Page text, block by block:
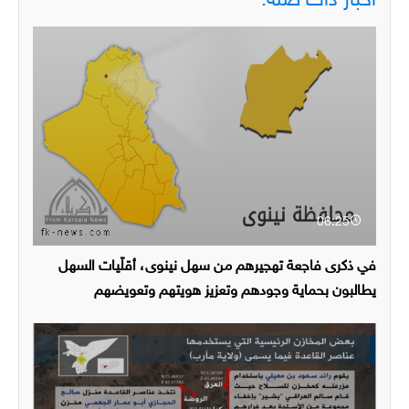
06:25
في ذكرى فاجعة تهجيرهم من سهل نينوى، أقلّيات السهل
يطالبون بحماية وجودهم وتعزيز هويتهم وتعويضهم